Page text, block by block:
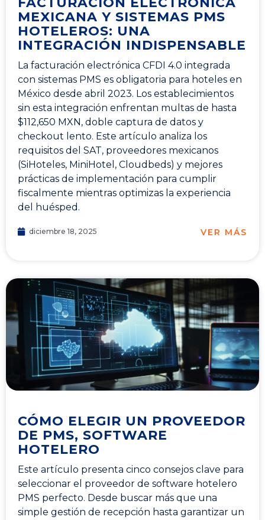
MEXICANA Y SISTEMAS PMS
HOTELEROS: UNA
INTEGRACIÓN INDISPENSABLE
La facturación electrónica CFDI 4.0 integrada
con sistemas PMS es obligatoria para hoteles en
México desde abril 2023. Los establecimientos
sin esta integración enfrentan multas de hasta
$112,650 MXN, doble captura de datos y
checkout lento. Este artículo analiza los
requisitos del SAT, proveedores mexicanos
(SiHoteles, MiniHotel, Cloudbeds) y mejores
prácticas de implementación para cumplir
fiscalmente mientras optimizas la experiencia
del huésped.
diciembre 18, 2025 VER MÁS
CÓMO ELEGIR UN PROVEEDOR
DE PMS, SOFTWARE
HOTELERO
Este artículo presenta cinco consejos clave para
seleccionar el proveedor de software hotelero
PMS perfecto. Desde buscar más que una
simple gestión de recepción hasta garantizar un